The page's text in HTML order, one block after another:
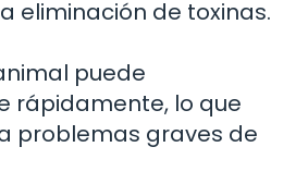
eliminación de toxinas.
puede
rápidamente, lo que
problemas graves de